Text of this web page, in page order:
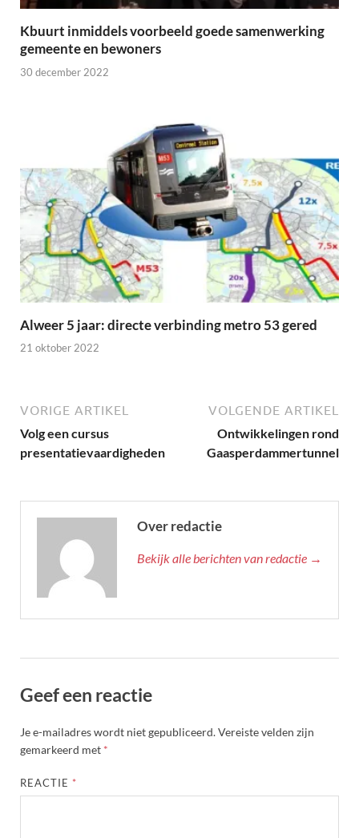
Kbuurt inmiddels voorbeeld goede samenwerking
gemeente en bewoners
30 december 2022
Alweer 5 jaar: directe verbinding metro 53 gered
21 oktober 2022
VORIGE ARTIKEL
Volg een cursus
presentatievaardigheden
VOLGENDE ARTIKEL
Ontwikkelingen rond
Gaasperdammertunnel
Over redactie
Bekijk alle berichten van redactie →
Geef een reactie
Je e-mailadres wordt niet gepubliceerd.Vereiste velden zijn
gemarkeerd met *
REACTIE *